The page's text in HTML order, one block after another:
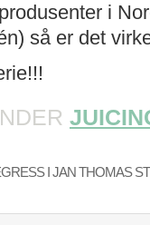
i
så er det
I JAN THOMAS